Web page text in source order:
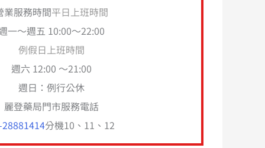
業服務時間平日上班時間
一～週五 10:00～22:00
例假日上班時間
週六 12:00 ～21:00
週日：例行公休
麗登藥局門市服務電話
分機10、11、12